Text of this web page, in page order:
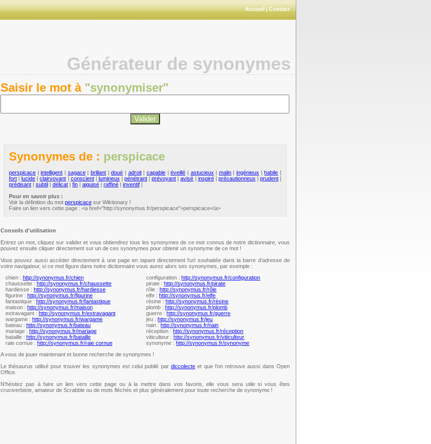
Accueil|Contact
Générateur de synonymes
Saisir le mot à "synonymiser"
Synonymes de : perspicace
perspicace |intelligent | sagace| brillant|doué | adroit| capable|éveillé | astucieux | malin|ingénieux |habile |
fort |lucide |clairvoyant | conscient| lumineux |pénétrant |prévoyant |avisé | inspiré| précautionneux |prudent |
prédisant | subtil | délicat | fin | aiguisé | raffiné | inventif |
Pour en savoir plus :
Voir la définition du mot perspicace sur Wiktionary !
Faire un lien vers cette page : <a href="http://synonymus.fr/perspicace">perspicace</a>
Conseils d'utilisation
Entrez un mot, cliquez sur valider et vous obtiendrez tous les synonymes de ce mot connus de notre dictionnaire, vous
pouvez ensuite cliquer directement sur un de ces synonymes pour obtenir un synonyme de ce mot !
Vous pouvez aussi accéder directement à une page en tapant directement l'url souhaitée dans la barre d'adresse de
votre navigateur, si ce mot figure dans notre dictionnaire vous aurez alors ses synonymes, par exemple :
chien : http://synonymus.fr/chien
chaussette : http://synonymus.fr/chaussette
hardiesse : http://synonymus.fr/hardiesse
figurine : http://synonymus.fr/figurine
fantastique : http://synonymus.fr/fantastique
maison : http://synonymus.fr/maison
extravagant : http://synonymus.fr/extravagant
wargame : http://synonymus.fr/wargame
bateau : http://synonymus.fr/bateau
mariage : http://synonymus.fr/mariage
bataille : http://synonymus.fr/bataille
raie cornue : http://synonymus.fr/raie cornue
configuration :http://synonymus.fr/configuration
pirate :http://synonymus.fr/pirate
rôle :http://synonymus.fr/rôle
elfe :http://synonymus.fr/elfe
résine :http://synonymus.fr/résine
plomb :http://synonymus.fr/plomb
guerre :http://synonymus.fr/guerre
jeu :http://synonymus.fr/jeu
nain :http://synonymus.fr/nain
réception :http://synonymus.fr/réception
viticulteur :http://synonymus.fr/viticulteur
synonyme :http://synonymus.fr/synonyme
A vous de jouer maintenant et bonne recherche de synonymes !
Le thésaurus utilisé pour trouver les synonymes est celui publié pardiccolecte et que l'on retrouve aussi dans Open
Office.
N'hésitez pas à faire un lien vers cette page ou à la mettre dans vos favoris, elle vous sera utile si vous êtes
cruciverbiste, amateur de Scrabble ou de mots fléchés et plus généralement pour toute recherche de synonyme !